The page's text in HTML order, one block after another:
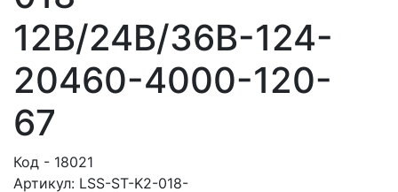
12В/24В/36В-124-
20460-4000-120-
67
Код - 18021
Артикул: LSS-ST-K2-018-